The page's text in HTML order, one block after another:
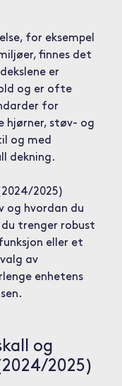
for eksempel
finnes det
er
og er ofte
for
hjørner, støv- og
og med
dekning.
2025)
og hvordan du
du trenger robust
eller et
av
enhetens
og
2025)